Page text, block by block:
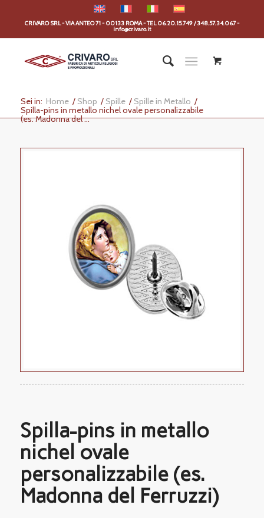
CRIVARO SRL - VIA ANTEO 71 - 00133 ROMA - TEL 06.20.15.749 / 348.57.34.067 -
info@crivaro.it
Sei in: Home / Shop / Spille / Spille in Metallo /
Spilla-pins in metallo nichel ovale personalizzabile
(es. Madonna del ...
Spilla-pins in metallo
nichel ovale
personalizzabile (es.
Madonna del Ferruzzi)